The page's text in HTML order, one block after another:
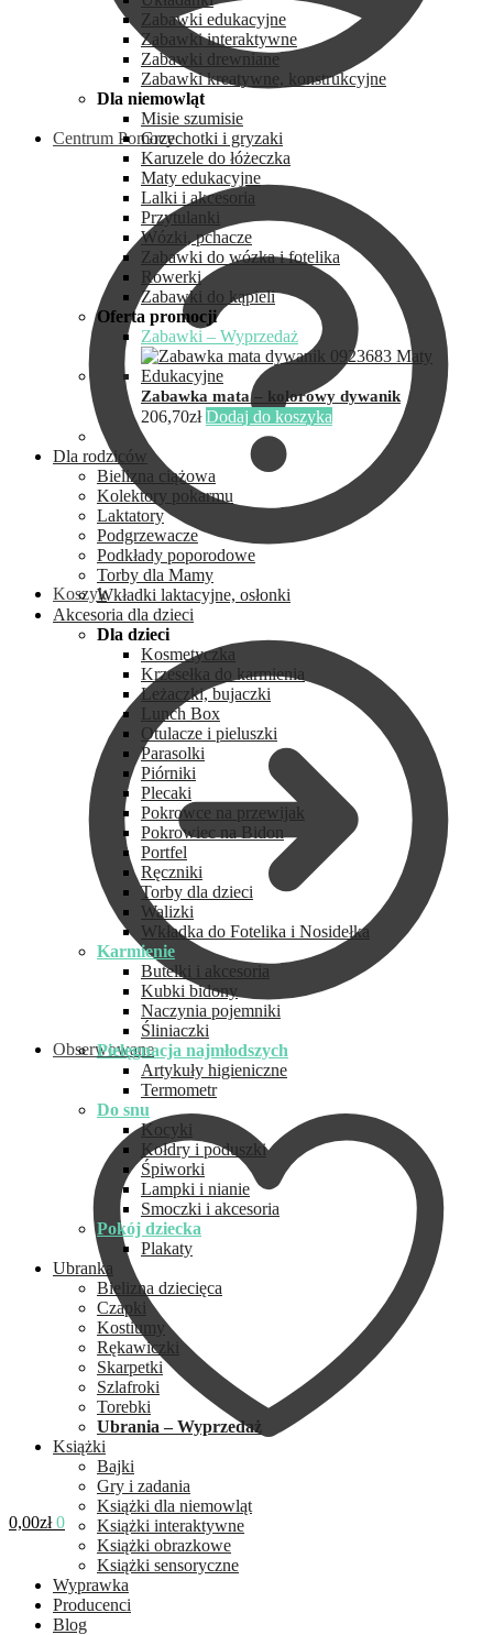
Centrum Pomocy
Koszyk
Obserwowane
0,00zł 0
Zabawki edukacyjne
Zabawki interaktywne
Zabawki drewniane
Zabawki kreatywne, konstrukcyjne
Dla niemowląt
Misie szumisie
Grzechotki i gryzaki
Karuzele do łóżeczka
Maty edukacyjne
Lalki i akcesoria
Przytulanki
Wózki, pchacze
Zabawki do wózka i fotelika
Rowerki
Zabawki do kąpieli
Oferta promocji
Zabawki – Wyprzedaż
Zabawka mata – kolorowy dywanik
206,70zł Dodaj do koszyka
Dla rodziców
Bielizna ciążowa
Kolektory pokarmu
Laktatory
Podgrzewacze
Podkłady poporodowe
Torby dla Mamy
Wkładki laktacyjne, osłonki
Akcesoria dla dzieci
Dla dzieci
Kosmetyczka
Krzesełka do karmienia
Leżaczki, bujaczki
Lunch Box
Otulacze i pieluszki
Parasolki
Piórniki
Plecaki
Pokrowce na przewijak
Pokrowiec na Bidon
Portfel
Ręczniki
Torby dla dzieci
Walizki
Wkładka do Fotelika i Nosidełka
Karmienie
Butelki i akcesoria
Kubki bidony
Naczynia pojemniki
Śliniaczki
Pielęgnacja najmłodszych
Artykuły higieniczne
Termometr
Do snu
Kocyki
Kołdry i poduszki
Śpiworki
Lampki i nianie
Smoczki i akcesoria
Pokój dziecka
Plakaty
Ubranka
Bielizna dziecięca
Czapki
Kostiumy
Rękawiczki
Skarpetki
Szlafroki
Torebki
Ubrania – Wyprzedaż
Książki
Bajki
Gry i zadania
Książki dla niemowląt
Książki interaktywne
Książki obrazkowe
Książki sensoryczne
Wyprawka
Producenci
Blog